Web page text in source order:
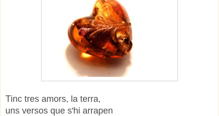
Tinc tres amors, la terra,
uns versos que s'hi arrapen